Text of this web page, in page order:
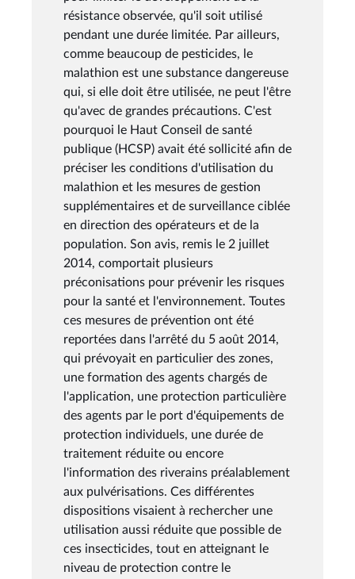
résistance observée, qu'il soit utilisé
pendant une durée limitée. Par ailleurs,
comme beaucoup de pesticides, le
malathion est une substance dangereuse
qui, si elle doit être utilisée, ne peut l'être
qu'avec de grandes précautions. C'est
pourquoi le Haut Conseil de santé
publique (HCSP) avait été sollicité afin de
préciser les conditions d'utilisation du
malathion et les mesures de gestion
supplémentaires et de surveillance ciblée
en direction des opérateurs et de la
population. Son avis, remis le 2 juillet
2014, comportait plusieurs
préconisations pour prévenir les risques
pour la santé et l'environnement. Toutes
ces mesures de prévention ont été
reportées dans l'arrêté du 5 août 2014,
qui prévoyait en particulier des zones,
une formation des agents chargés de
l'application, une protection particulière
des agents par le port d'équipements de
protection individuels, une durée de
traitement réduite ou encore
l'information des riverains préalablement
aux pulvérisations. Ces différentes
dispositions visaient à rechercher une
utilisation aussi réduite que possible de
ces insecticides, tout en atteignant le
niveau de protection contre le